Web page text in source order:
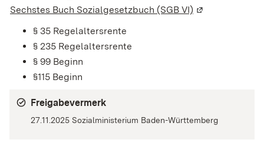
Sechstes Buch Sozialgesetzbuch (SGB VI) (Wird in einem
§ 35 Regelaltersrente
§ 235 Regelaltersrente
§ 99 Beginn
§115 Beginn
Freigabevermerk
27.11.2025 Sozialministerium Baden-Württemberg